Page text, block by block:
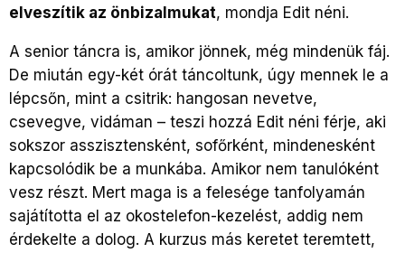
elveszítik az önbizalmukat, mondja Edit néni.
A senior táncra is, amikor jönnek, még mindenük fáj.
De miután egy-két órát táncoltunk, úgy mennek le a
lépcsőn, mint a csitrik: hangosan nevetve,
csevegve, vidáman – teszi hozzá Edit néni férje, aki
sokszor asszisztensként, sofőrként, mindenesként
kapcsolódik be a munkába. Amikor nem tanulóként
vesz részt. Mert maga is a felesége tanfolyamán
sajátította el az okostelefon-kezelést, addig nem
érdekelte a dolog. A kurzus más keretet teremtett,